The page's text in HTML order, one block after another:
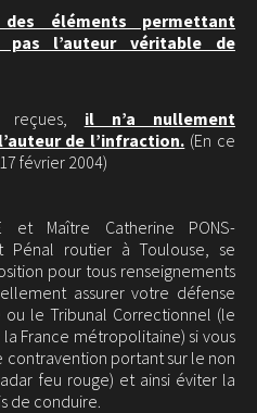
éléments permettant
pas l’auteur véritable de
reçues, il n’a nullement
de l’infraction. (En ce
février 2004)
et Maître Catherine PONS-
Pénal routier à Toulouse, se
pour tous renseignements
assurer votre défense
le Tribunal Correctionnel (le
France métropolitaine) si vous
contravention portant sur le non
feu rouge) et ainsi éviter la
de conduire.